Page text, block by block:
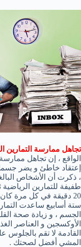
تجاهل ممارسة التمارين
الواقع ، إن تجاهل
إعتقاد خاطئ و يضر
، ذكرت أن الأشخاص
طفيفة للتمارين
20 دقيقة في كل مرة
ستة أسابيع ساعدت
الجسم ، و زيادة صحة
الأوكسجين و العناصر
القادمة لا تقم بالجلوس
المشي أفضل لصحتك .